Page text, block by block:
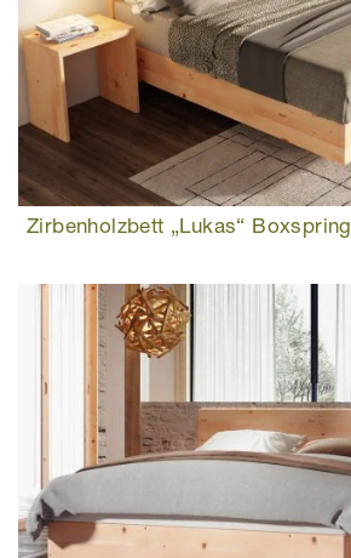
Zirbenholzbett „Lukas“ Boxspring